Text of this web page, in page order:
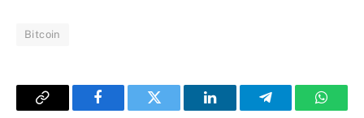
Bitcoin
Copy
FacebookTwitter LinkedInTelegram